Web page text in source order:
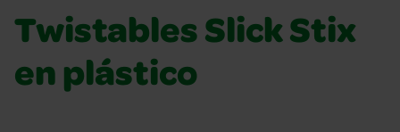
Twistables Slick Stix
en plástico